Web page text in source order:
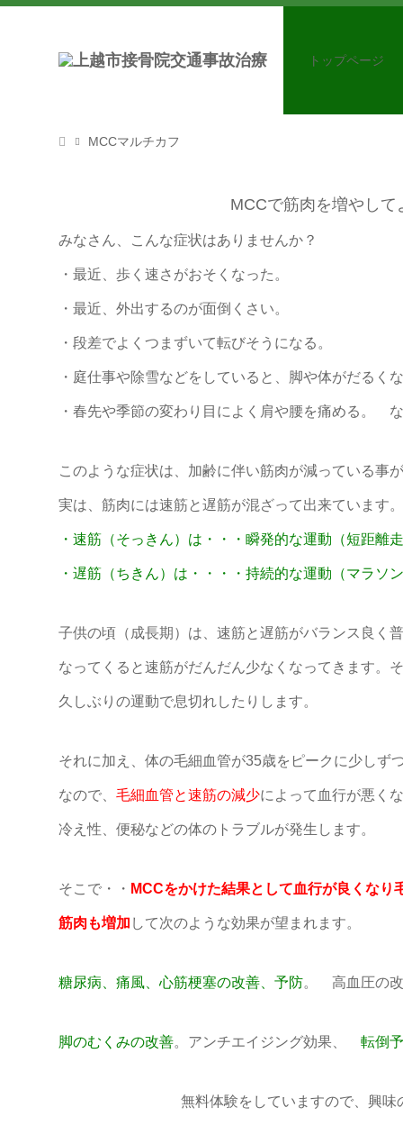
トップページ
MCCマルチカフ
MCCで筋肉を増やし
みなさん、こんな症状はありませんか？
・最近、歩く速さがおそくなった。
・最近、外出するのが面倒くさい。
・段差でよくつまずいて転びそうになる。
・庭仕事や除雪などをしていると、脚や体がだるく
・春先や季節の変わり目によく肩や腰を痛める。
このような症状は、加齢に伴い筋肉が減っている事
実は、筋肉には速筋と遅筋が混ざって出来ています
・速筋（そっきん）は・・・瞬発的な運動（短距
・遅筋（ちきん）は・・・・持続的な運動（マラ
子供の頃（成長期）は、速筋と遅筋がバランス良く
なってくると速筋がだんだん少なくなってきます。
久しぶりの運動で息切れしたりします。
それに加え、体の毛細血管が35歳をピークに少しず
なので、 毛細血管と速筋の減少によって血行が悪く
冷え性、便秘などの体のトラブルが発生します。
そこで・・ MCCをかけた結果として血行が良くなり
筋肉も増加 して次のような効果が望まれます。
糖尿病、痛風、心筋梗塞の改善、予防。 高血圧の
脚のむくみの改善。アンチエイジング効果、 転倒
無料体験をしていますので、興